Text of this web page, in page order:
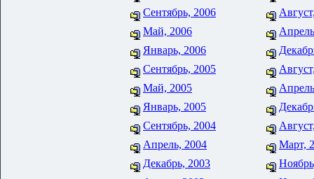
Сентябрь, 2006
Май, 2006
Январь, 2006
Сентябрь, 2005
Май, 2005
Январь, 2005
Сентябрь, 2004
Апрель, 2004
Март,
Декабрь, 2003